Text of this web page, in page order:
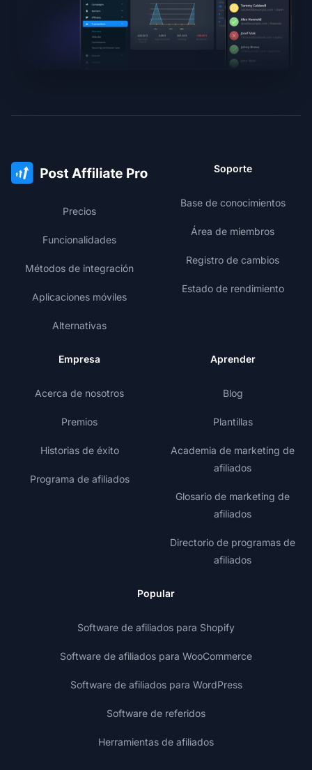
Precios
Funcionalidades
Métodos de integración
Aplicaciones móviles
Alternativas
Soporte
Base de conocimientos
Área de miembros
Registro de cambios
Estado de rendimiento
Empresa
Acerca de nosotros
Premios
Historias de éxito
Programa de afiliados
Aprender
Blog
Plantillas
Academia de marketing de
afiliados
Glosario de marketing de
afiliados
Directorio de programas de
afiliados
Popular
Software de afiliados para Shopify
Software de afiliados para WooCommerce
Software de afiliados para WordPress
Software de referidos
Herramientas de afiliados